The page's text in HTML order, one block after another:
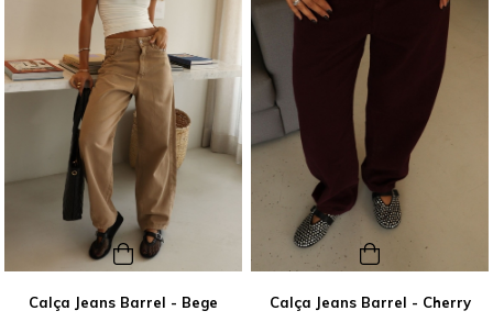
Calça Jeans Barrel - Bege Calça Jeans Barrel - Cherry